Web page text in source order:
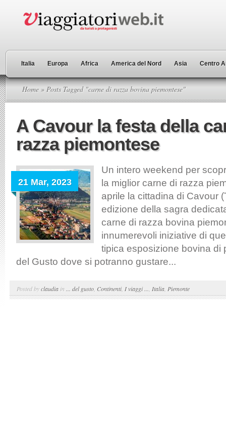
Italia Europa Africa America del Nord Asia Centro
Home » Posts Tagged "carne di razza bovina piemontese"
A Cavour la festa della
razza piemontese
21 Mar, 2023
Un intero weekend per
la miglior carne di razza
aprile la cittadina di Cavour
edizione della sagra
carne di razza bovina
innumerevoli iniziative di
tipica esposizione bovina di
del Gusto dove si potranno gustare...
Posted byclaudia in ... del gusto Continenti, I viaggi ... Italia Piemonte